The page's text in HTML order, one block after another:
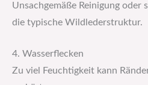
Unsachgemäße Reinigung oder
die typische Wildlederstruktur.
4. Wasserflecken
Zu viel Feuchtigkeit kann